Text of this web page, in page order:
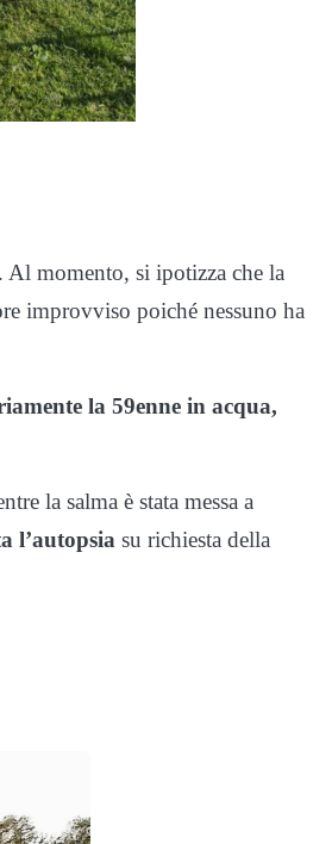
Al momento, si ipotizza che la
improvviso poiché nessuno ha
la 59enne in acqua,
la salma è stata messa a
l’autopsia su richiesta della